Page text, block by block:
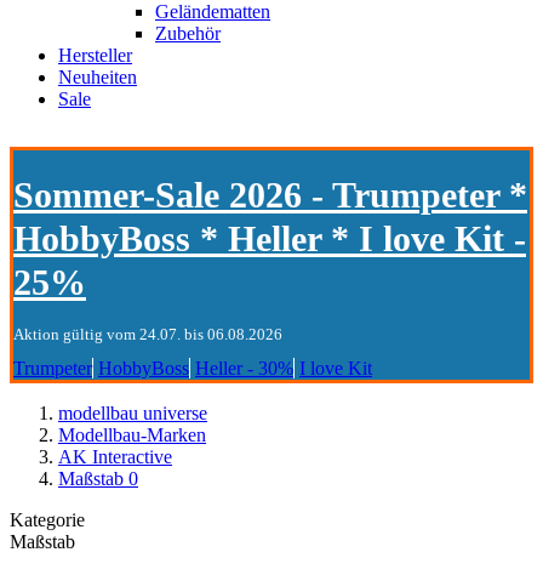
Geländematten
Zubehör
Hersteller
Neuheiten
Sale
Sommer-Sale 2026 - Trumpeter *
HobbyBoss * Heller * I love Kit -
25%
Aktion gültig vom 24.07. bis 06.08.2026
Trumpeter HobbyBoss Heller - 30% I love Kit
modellbau universe
Modellbau-Marken
AK Interactive
Maßstab 0
Kategorie
Maßstab